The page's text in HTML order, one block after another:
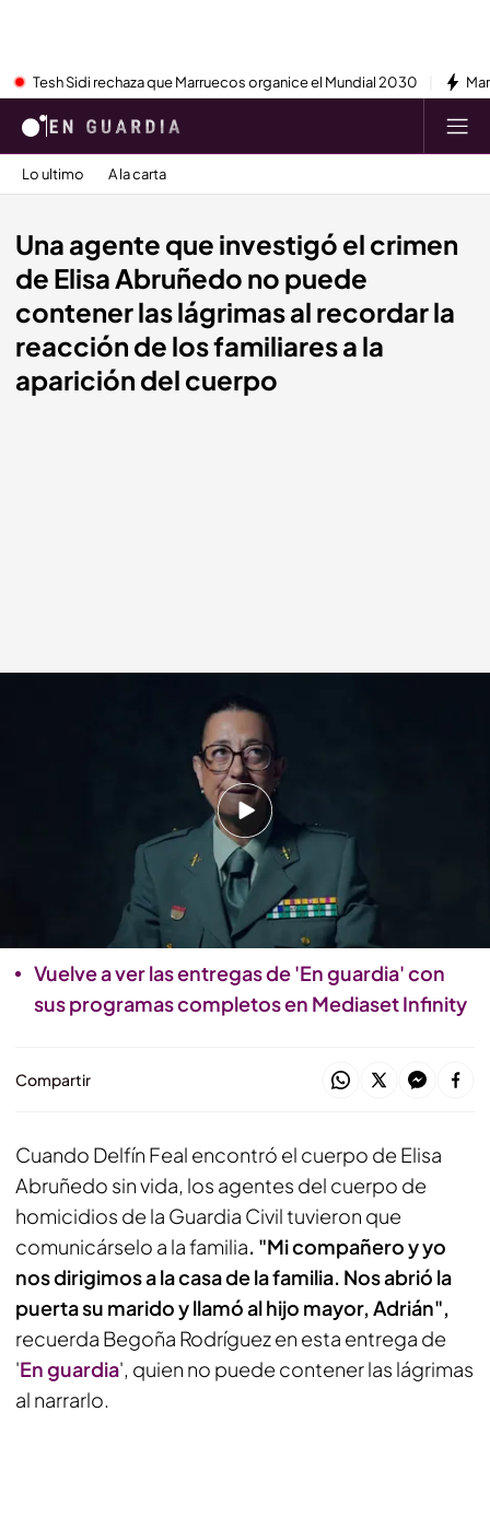
Tesh Sidi rechaza que Marruecos organice el Mundial 2030
Lo ultimo A la carta
Una agente que investigó el crimen
de Elisa Abruñedo no puede
contener las lágrimas al recordar la
reacción de los familiares a la
aparición del cuerpo
Alba de la Orden
Madrid, 16 JUN 2026 - 00:40h.
Además, 'En guardia' recuerda quién era Elisa
Abruñedo, el resultado de su autopsia y las
calamidades que acompañaron a su familia
tras su muerte
Vuelve a ver las entregas de 'En guardia' con
sus programas completos en Mediaset Infinity
Compartir
Cuando Delfín Feal encontró el cuerpo de Elisa
Abruñedo sin vida, los agentes del cuerpo de
homicidios de la Guardia Civil tuvieron que
comunicárselo a la familia. "Mi compañero y yo
nos dirigimos a la casa de la familia. Nos abrió la
puerta su marido y llamó al hijo mayor, Adrián",
recuerda Begoña Rodríguez en esta entrega de
'En guardia', quien no puede contener las lágrimas
al narrarlo.